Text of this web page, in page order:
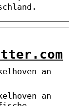
an
an